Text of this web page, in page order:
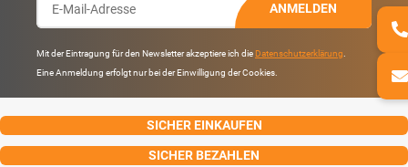
ANMELDEN
Mit der Eintragung für den Newsletter akzeptiere ich die Datenschutzerklärung
Eine Anmeldung erfolgt nur bei der Einwilligung der Cookies.
SICHER EINKAUFEN
SICHER BEZAHLEN